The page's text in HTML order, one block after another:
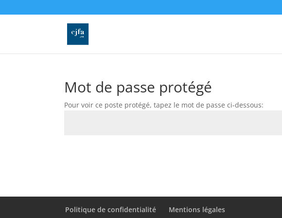
Mot de passe protégé
Pour voir ce poste protégé, tapez le mot de passe ci-dessous:
Politique de confidentialité Mentions légales